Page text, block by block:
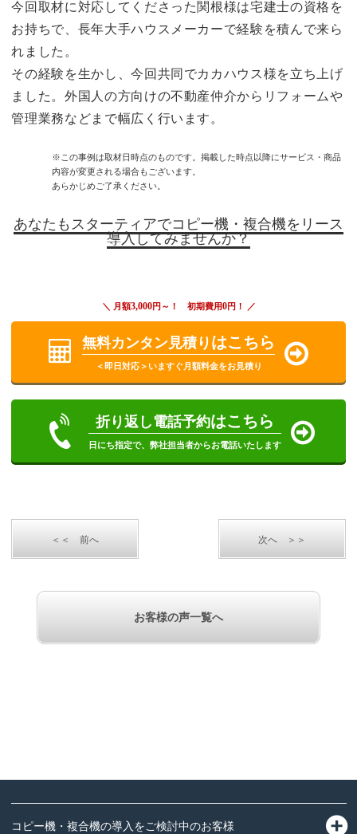
今回取材に対応してくださった関根様は宅建士の資格を
お持ちで、長年大手ハウスメーカーで経験を積んで来ら
れました。
その経験を生かし、今回共同でカカハウス様を立ち上げ
ました。外国人の方向けの不動産仲介からリフォームや
管理業務などまで幅広く行います。
※この事例は取材日時点のものです。掲載した時点以降にサービス・商品
内容が変更される場合もございます。
あらかじめご了承ください。
あなたもスターティアでコピー機・複合機をリース
導入してみませんか？
＼ 月額3,000円～！ 初期費用0円！ ／
無料カンタン見積り はこちら
＜即日対応＞いますぐ月額料金をお見積り
折り返し電話予約はこちら
日にち指定で、弊社担当者からお電話いたします
＜＜ 前へ 次へ ＞＞
お客様の声一覧へ
コピー機・複合機の導入をご検討中のお客様